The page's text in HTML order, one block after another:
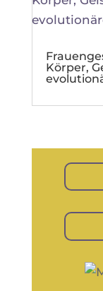
Körper,